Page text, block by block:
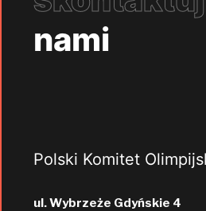
nami
Polski Komitet
ul. Wybrzeże Gdyńskie 4